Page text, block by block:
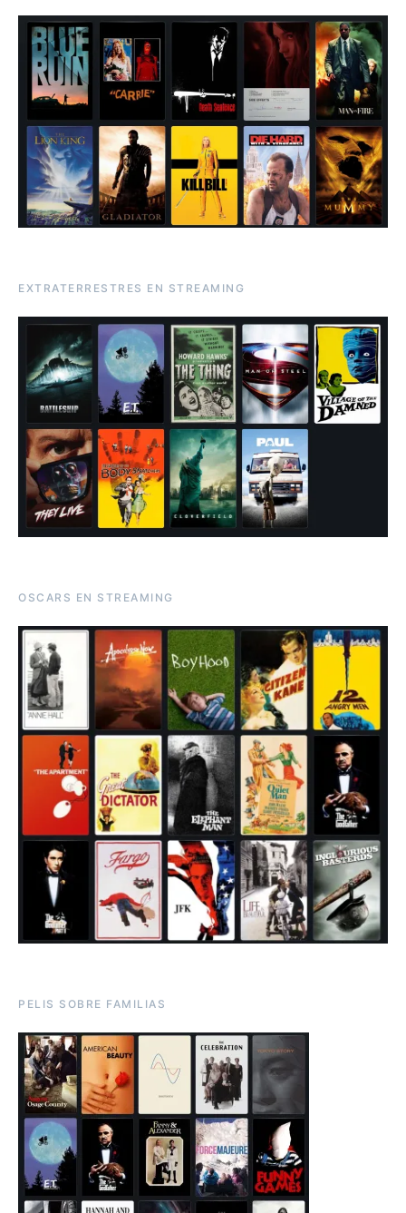
EXTRATERRESTRES EN STREAMING
OSCARS EN STREAMING
PELIS SOBRE FAMILIAS